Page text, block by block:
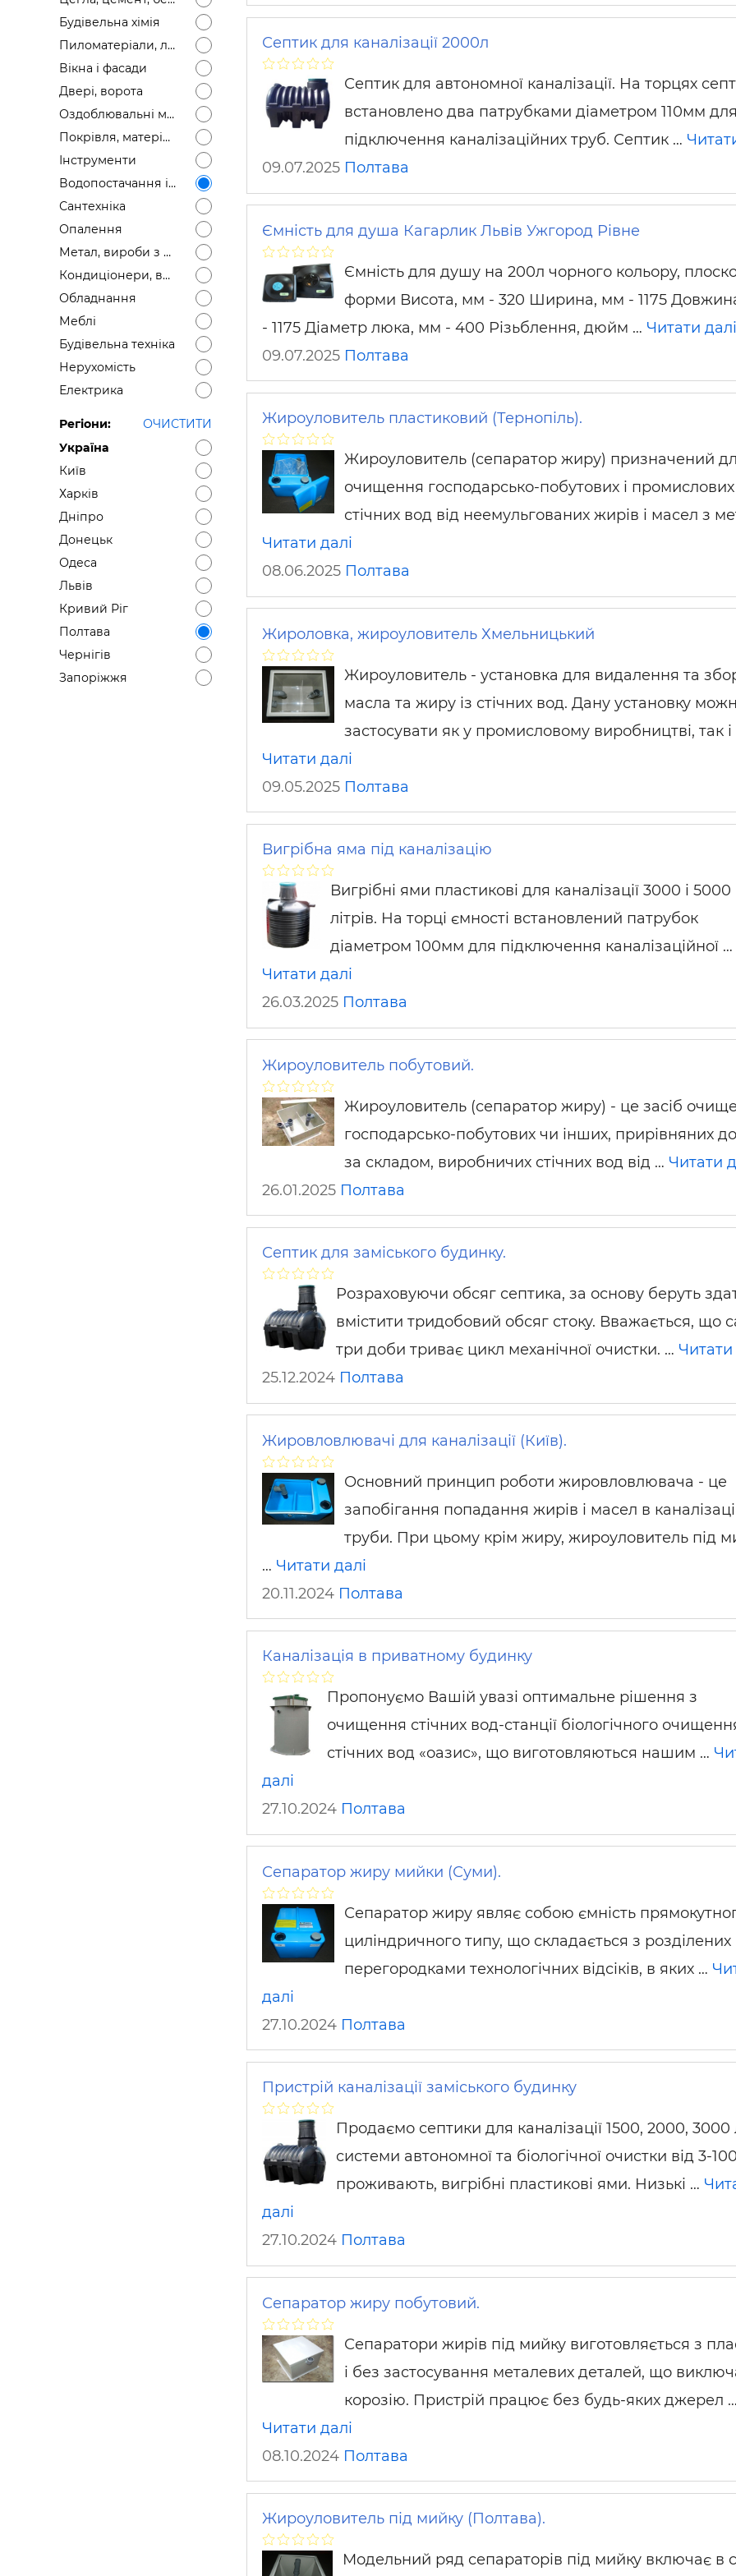
Будівельні і ремонтні послуги
Робота в
Будівельна хімія
Пиломатеріали, лісоматеріали
Вікна і фасади
Двері, ворота
Оздоблювальні матеріали
Покрівля, матеріали
Інструменти
Водопостачання і каналізація
Сантехніка
Опалення
Метал, вироби з металу
Кондиціонери, вентиляція
Обладнання
Меблі
Будівельна техніка
Нерухомість
Електрика
Регіони:
ОЧИСТИТИ
Україна
Київ
Харків
Дніпро
Донецьк
Одеса
Львів
Кривий Ріг
Полтава
Чернігів
Запоріжжя
Септик для каналізації 2000л
Септик для автономної каналізації. На торцях
встановлено два патрубками діаметром 110мм для
підключення каналізаційних труб. Септик …
09.07.2025 Полтава
Ємність для душа Кагарлик Львів Ужгород Рівне
Ємність для душу на 200л чорного кольору,
форми Висота, мм - 320 Ширина, мм - 1175
- 1175 Діаметр люка, мм - 400 Різьблення, дюйм … Читати далі
09.07.2025 Полтава
Жироуловитель пластиковий (Тернопіль).
Жироуловитель (сепаратор жиру) призначений
очищення господарсько-побутових і промислових
стічних вод від неемульгованих жирів і масел з
Читати далі
08.06.2025 Полтава
Жироловка, жироуловитель Хмельницький
Жироуловитель - установка для видалення та
масла та жиру із стічних вод. Дану установку
застосувати як у промисловому виробництві, так і
Читати далі
09.05.2025 Полтава
Вигрібна яма під каналізацію
Вигрібні ями пластикові для каналізації 3000 і 5000
літрів. На торці ємності встановлений патрубок
діаметром 100мм для підключення каналізаційної …
Читати далі
26.03.2025 Полтава
Жироуловитель побутовий.
Жироуловитель (сепаратор жиру) - це засіб
господарсько-побутових чи інших, прирівняних
за складом, виробничих стічних вод від … Читати
26.01.2025 Полтава
Септик для заміського будинку.
Розраховуючи обсяг септика, за основу беруть
вмістити тридобовий обсяг стоку. Вважається, що
три доби триває цикл механічної очистки. … Читати
25.12.2024 Полтава
Жировловлювачі для каналізації (Київ).
Основний принцип роботи жировловлювача - це
запобігання попадання жирів і масел в
труби. При цьому крім жиру, жироуловитель під
… Читати далі
20.11.2024 Полтава
Каналізація в приватному будинку
Пропонуємо Вашій увазі оптимальне рішення з
очищення стічних вод-станції біологічного
стічних вод «оазис», що виготовляються нашим …
далі
27.10.2024 Полтава
Сепаратор жиру мийки (Суми).
Сепаратор жиру являє собою ємність
циліндричного типу, що складається з розділених
перегородками технологічних відсіків, в яких …
далі
27.10.2024 Полтава
Пристрій каналізації заміського будинку
Продаємо септики для каналізації 1500, 2000, 3000
системи автономної та біологічної очистки від 3-
проживають, вигрібні пластикові ями. Низькі …
далі
27.10.2024 Полтава
Сепаратор жиру побутовий.
Сепаратори жирів під мийку виготовляється з
і без застосування металевих деталей, що
корозію. Пристрій працює без будь-яких джерел …
Читати далі
08.10.2024 Полтава
Жироуловитель під мийку (Полтава).
Модельний ряд сепараторів під мийку включає в